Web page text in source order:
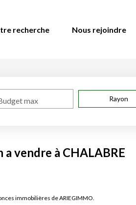
recherche Nous rejoindre
max Rayon
vendre à CHALABRE
immobilières de ARIEGIMMO.